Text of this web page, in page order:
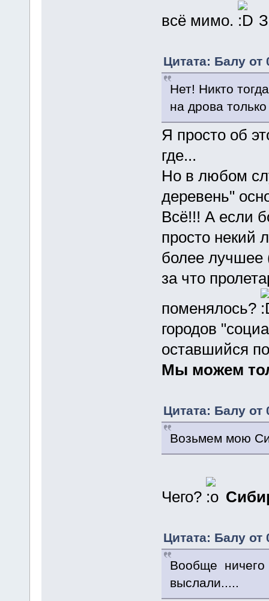
всё мимо.
Цитата: Балу от
Нет! Никто
на дрова
Я просто об
где...
Но в любом
деревень"
Всё!!! А если
просто некий
более лучшее
за что
поменялось?
городов
оставшийся
Мы можем
Цитата: Балу от
Возьмем мою
Чего?
Цитата: Балу от
Вообще ничего
выслали.....